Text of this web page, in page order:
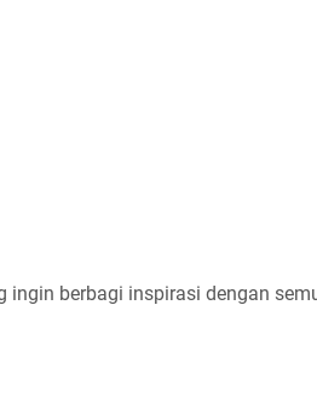
ingin berbagi inspirasi dengan